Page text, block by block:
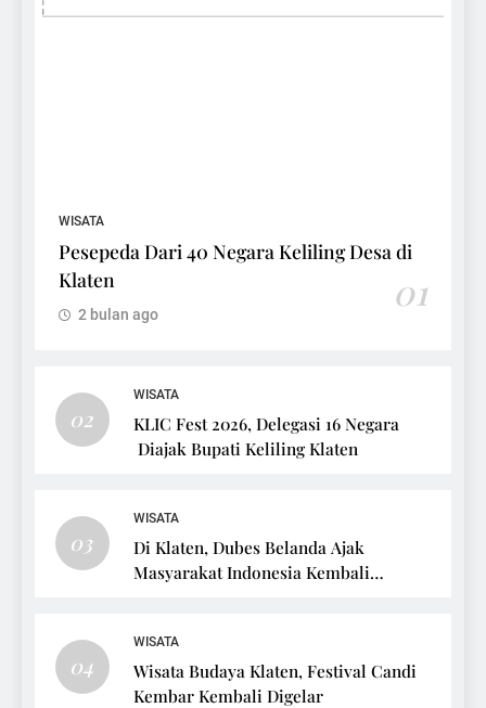
WISATA
Pesepeda Dari 40 Negara Keliling Desa di
Klaten
01
2 bulan ago
02
WISATA
KLIC Fest 2026, Delegasi 16 Negara
Diajak Bupati Keliling Klaten
03
WISATA
Di Klaten, Dubes Belanda Ajak
Masyarakat Indonesia Kembali
04
WISATA
Wisata Budaya Klaten, Festival Candi
Kembar Kembali Digelar